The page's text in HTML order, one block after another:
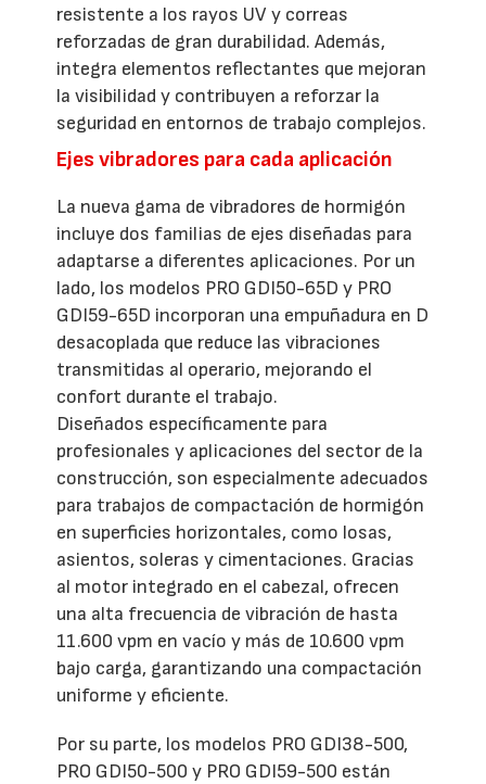
resistente a los rayos UV y correas
reforzadas de gran durabilidad. Además,
integra elementos reflectantes que mejoran
la visibilidad y contribuyen a reforzar la
seguridad en entornos de trabajo complejos.
Ejes vibradores para cada aplicación
La nueva gama de vibradores de hormigón
incluye dos familias de ejes diseñadas para
adaptarse a diferentes aplicaciones. Por un
lado, los modelos PRO GDI50-65D y PRO
GDI59-65D incorporan una empuñadura en D
desacoplada que reduce las vibraciones
transmitidas al operario, mejorando el
confort durante el trabajo.
Diseñados específicamente para
profesionales y aplicaciones del sector de la
construcción, son especialmente adecuados
para trabajos de compactación de hormigón
en superficies horizontales, como losas,
asientos, soleras y cimentaciones. Gracias
al motor integrado en el cabezal, ofrecen
una alta frecuencia de vibración de hasta
11.600 vpm en vacío y más de 10.600 vpm
bajo carga, garantizando una compactación
uniforme y eficiente.
Por su parte, los modelos PRO GDI38-500,
PRO GDI50-500 y PRO GDI59-500 están